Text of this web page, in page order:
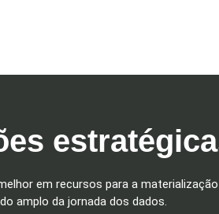
em recursos para a
amplo da jornada dos dados.